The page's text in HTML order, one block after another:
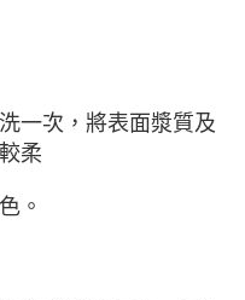
一次，將表面漿質及
柔
。